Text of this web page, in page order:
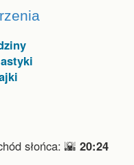
słońca: 🌇 20:24